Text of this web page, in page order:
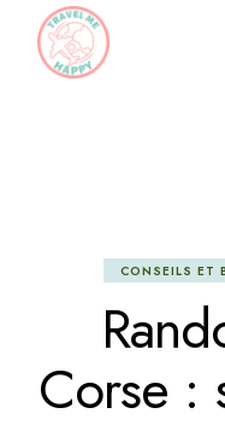
content
CONSEILS ET
Corse :